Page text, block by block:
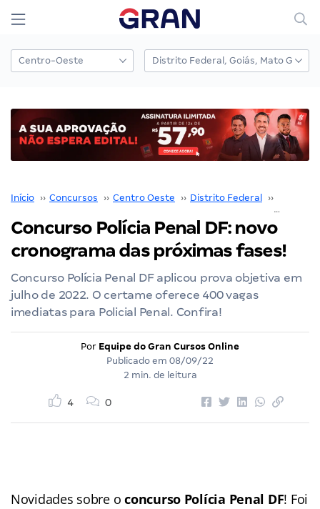
Início ›› Concursos ›› Centro Oeste ›› Distrito Federal ››
Concurso Polícia Penal DF: novo
cronograma das próximas fases!
Concurso Polícia Penal DF aplicou prova objetiva em
julho de 2022. O certame oferece 400 vagas
imediatas para Policial Penal. Confira!
Por Equipe do Gran Cursos Online
Publicado em 08/09/22
2 min. de leitura
4 0
Novidades sobre oconcurso Polícia Penal DF! Foi